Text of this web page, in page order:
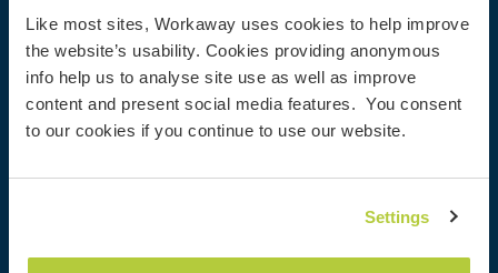
Like most sites, Workaway uses cookies to help improve
the website’s usability. Cookies providing anonymous
info help us to analyse site use as well as improve
content and present social media features. You consent
to our cookies if you continue to use our website.
Settings
Comunidade
Workaway Blog
Galeria de Fotos Workaway
Workaway.tv